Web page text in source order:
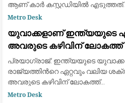
ആണ് കാർ കസ്റ്റഡിയിൽ എടുത്തത്.
കണ്ണൂർ പനങ്കാവിൽ ഉപേക്ഷിച്ച
0
Metro Desk
യുവാക്കളാണ് ഇന്ത്യയുടെ
അവരുടെ കഴിവിന്
രാഹുൽ ഗാന്ധി
പ്രയാഗ്‌രാജ്: ഇന്ത്യയുടെ
രാജ്യത്തിന്‍റെ ഏറ്റവും വലിയ
അവരുടെ കഴിവിന് ലോകത്ത്
സമാനതകളില്ലെന്നും കോൺഗ്രസ്
Metro Desk